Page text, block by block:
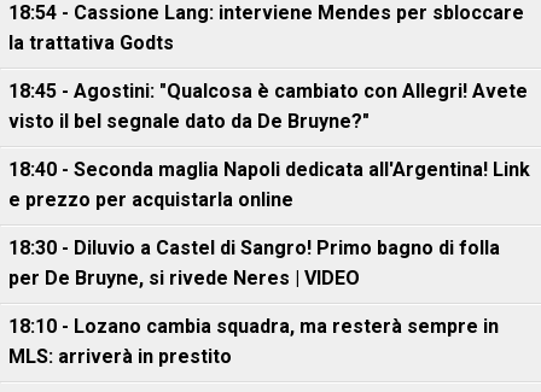
18:54 - Cassione Lang: interviene Mendes per sbloccare
la trattativa Godts
18:45 - Agostini: "Qualcosa è cambiato con Allegri! Avete
visto il bel segnale dato da De Bruyne?"
18:40 - Seconda maglia Napoli dedicata all'Argentina! Link
e prezzo per acquistarla online
18:30 - Diluvio a Castel di Sangro! Primo bagno di folla
per De Bruyne, si rivede Neres | VIDEO
18:10 - Lozano cambia squadra, ma resterà sempre in
MLS: arriverà in prestito